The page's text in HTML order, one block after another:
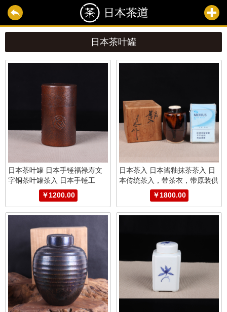
日本茶叶罐
日本茶叶罐 日本手锤福禄寿文
字铜茶叶罐茶入 日本手锤工
艺，捶打汉字纹，包浆漂亮，整
￥1200.00
日本茶入 日本酱釉抹茶茶入 日
本传统茶入，带茶衣，带原装供
箱，高端茶入盖
￥1800.00